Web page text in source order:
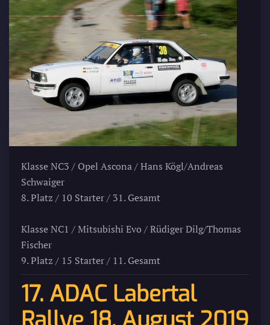
Klasse NC3 / Opel Ascona / Hans Kögl/Andreas
Schwaiger
8. Platz / 10 Starter / 31. Gesamt
Klasse NC1 / Mitsubishi Evo / Rüdiger Dilg/Thomas
Fischer
9. Platz / 15 Starter / 11. Gesamt
17. ADAC Labertal